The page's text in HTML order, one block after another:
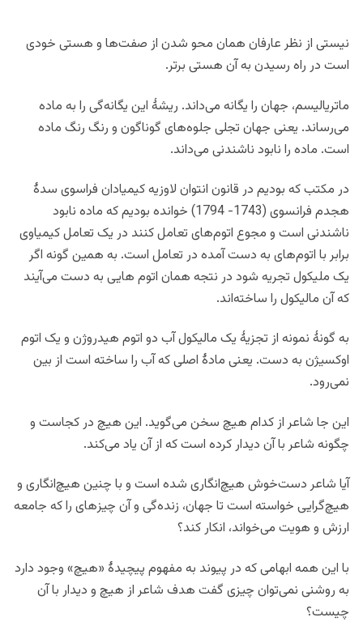
نیستی از نظر عارفان همان محو شدن از صفت‌ها و هستی خودی
است در راه رسیدن به آن هستی برتر.
ماتریالیسم، جهان را یگانه می‌داند. ریشۀ این یگانه‌گی را به ماده
می‌رساند. یعنی جهان تجلی جلوه‌های گوناگون و رنگ رنگ ماده
است. ماده را نابود ناشندنی می‌داند.
در مکتب که بودیم در قانون انتوان لاوزیه کیمیادان فراسوی سدۀ
هجدم فرانسوی (1743- 1794) خوانده بودیم که ماده نابود
ناشندنی است و مجوع اتوم‌های تعامل کنند در یک تعامل کیمیاوی
برابر با اتوم‌های به دست آمده در تعامل است. به همین گونه اگر
یک ملیکول تجریه شود در نتجه همان اتوم هایی به دست می‌آیند
که آن مالیکول را ساخته‌اند.
به گونۀ نمونه از تجزیۀ یک مالیکول آب دو اتوم هیدروژن و یک اتوم
اوکسیژن به دست. یعنی مادۀ اصلی که آب را ساخته است از بین
نمی‌رود.
این جا شاعر از کدام هیچ سخن می‌گوید. این هیچ در کجاست و
چگونه شاعر با آن دیدار کرده است که از آن یاد می‌کند.
آیا شاعر دست‌خوش هیچ‌انگاری شده است و با چنین هیچ‌انگاری و
هیچ‌‌گرایی خواسته است تا جهان، زنده‌گی و آن چیز‌های را که جامعه
ارزش و هویت می‌‌خواند، انکار کند؟
با این همه ابهامی که در پیوند به مفهوم پیچیدۀ «هیچ» وجود دارد
به روشنی نمی‌توان چیزی گفت هدف شاعر از هیچ و دیدار با آن
چیست؟